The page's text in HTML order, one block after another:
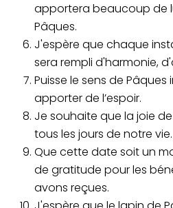
apportera beaucoup de
Pâques.
J'espère que chaque
sera rempli d'harmonie,
Puisse le sens de
apporter de l’espoir.
Je souhaite que la joie
tous les jours de notre
Que cette date soit un
de gratitude pour les
avons reçues.